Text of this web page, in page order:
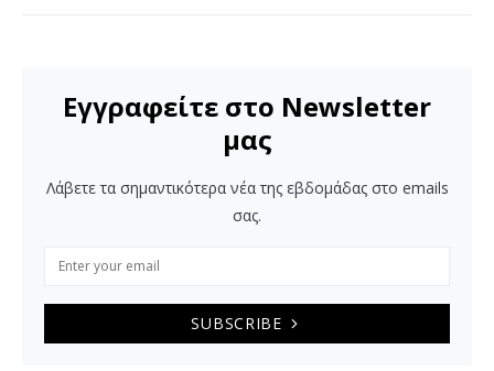
Εγγραφείτε στο Newsletter
μας
Λάβετε τα σημαντικότερα νέα της εβδομάδας στο emails
σας.
SUBSCRIBE